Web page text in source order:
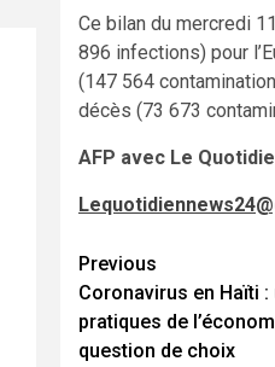
Ce bilan du mercredi
896 infections) pour
(147 564
décès (73 673
AFP avec Le
Continue
Reading
Previous
Coronavirus en Haïti
pratiques de
question de choix